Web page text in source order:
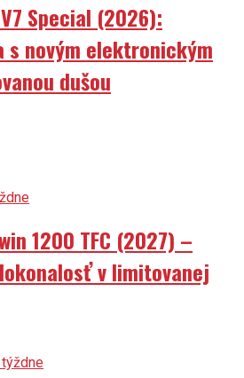
Special (2026):
s novým elektronickým
dušou
1200 TFC (2027) –
v limitovanej